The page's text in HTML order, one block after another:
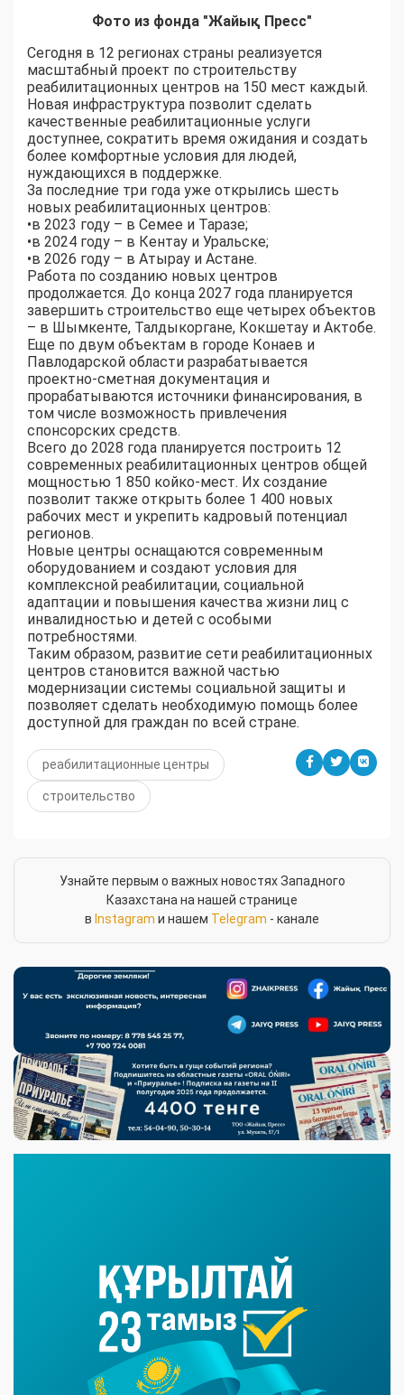
Фото из фонда "Жайық Пресс"
Сегодня в 12 регионах страны реализуется
масштабный проект по строительству
реабилитационных центров на 150 мест каждый.
Новая инфраструктура позволит сделать
качественные реабилитационные услуги
доступнее, сократить время ожидания и создать
более комфортные условия для людей,
нуждающихся в поддержке.
За последние три года уже открылись шесть
новых реабилитационных центров:
•​в 2023 году – в Семее и Таразе;
•​в 2024 году – в Кентау и Уральске;
•​в 2026 году – в Атырау и Астане.
Работа по созданию новых центров
продолжается. До конца 2027 года планируется
завершить строительство еще четырех объектов
– в Шымкенте, Талдыкоргане, Кокшетау и Актобе.
Еще по двум объектам в городе Конаев и
Павлодарской области разрабатывается
проектно-сметная документация и
прорабатываются источники финансирования, в
том числе возможность привлечения
спонсорских средств.
Всего до 2028 года планируется построить 12
современных реабилитационных центров общей
мощностью 1 850 койко-мест. Их создание
позволит также открыть более 1 400 новых
рабочих мест и укрепить кадровый потенциал
регионов.
Новые центры оснащаются современным
оборудованием и создают условия для
комплексной реабилитации, социальной
адаптации и повышения качества жизни лиц с
инвалидностью и детей с особыми
потребностями.
Таким образом, развитие сети реабилитационных
центров становится важной частью
модернизации системы социальной защиты и
позволяет сделать необходимую помощь более
доступной для граждан по всей стране.
реабилитационные центры
строительство
Узнайте первым о важных новостях Западного
Казахстана на нашей странице
в Instagram и нашем Telegram - канале